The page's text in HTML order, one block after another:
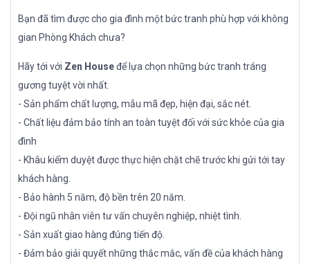
Bạn đã tìm được cho gia đình một bức tranh phù hợp với không
gian Phòng Khách chưa?
Hãy tới với Zen Houseđể lựa chọn những bức tranh tráng
gương tuyệt vời nhất.
- Sản phẩm chất lượng, mẫu mã đẹp, hiện đại, sắc nét.
- Chất liệu đảm bảo tính an toàn tuyệt đối với sức khỏe của gia
đình
- Khâu kiểm duyệt được thực hiện chặt chẽ trước khi gửi tới tay
khách hàng.
- Bảo hành 5 năm, độ bền trên 20 năm.
- Đội ngũ nhân viên tư vấn chuyên nghiệp, nhiệt tình.
- Sản xuất giao hàng đúng tiến độ.
- Đảm bảo giải quyết những thắc mắc, vấn đề của khách hàng